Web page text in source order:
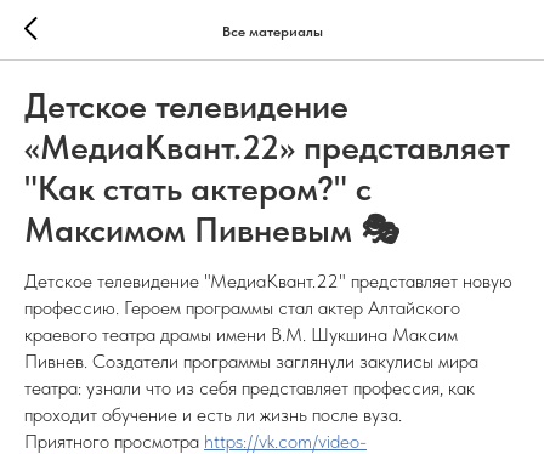
Все материалы
Детское телевидение
«МедиаКвант.22» представляет
"Как стать актером?" с
Максимом Пивневым 🎭
Детское телевидение "МедиаКвант.22" представляет новую
профессию. Героем программы стал актер Алтайского
краевого театра драмы имени В.М. Шукшина Максим
Пивнев. Создатели программы заглянули закулисы мира
театра: узнали что из себя представляет профессия, как
проходит обучение и есть ли жизнь после вуза.
Приятного просмотра https://vk.com/video-